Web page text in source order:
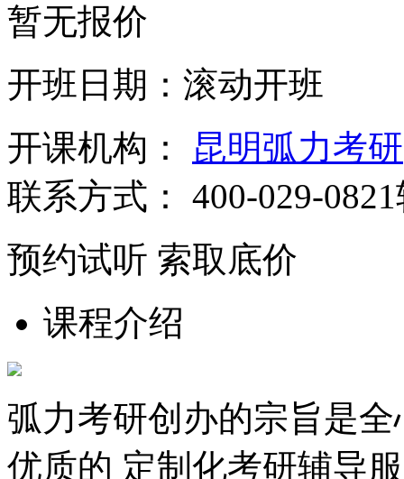
暂无报价
开班日期：滚动开班
开课机构：
昆明弧力考研
联系方式：
400-029-
预约试听 索取底价
课程介绍
弧力考研创办的宗旨是
优质的 定制化考研辅导